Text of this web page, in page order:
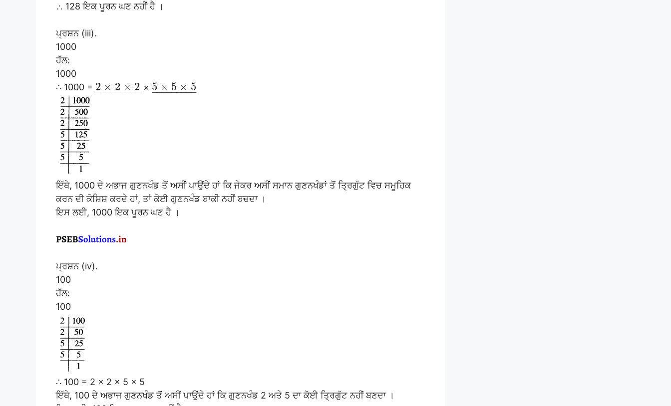
∴ 128 ਇਕ ਪੂਰਨ ਘਣ ਨਹੀਂ ਹੈ ।
ਪ੍ਰਸ਼ਨ (iii).
1000
ਹੱਲ:
1000
∴ 1000 = 2 × 2 × 2
– –
––––––– × 5 × 5 × 5
– –
–––––––
ਇੱਥੇ, 1000 ਦੇ ਅਭਾਜ ਗੁਣਨਖੰਡ ਤੋਂ ਅਸੀਂ ਪਾਉਂਦੇ ਹਾਂ ਕਿ ਜੇਕਰ ਅਸੀਂ ਸਮਾਨ ਗੁਣਨਖੰਡਾਂ ਤੋਂ ਤ੍ਰਿਗੁੱਟ ਵਿਚ ਸਮੂਹਿਕ
ਕਰਨ ਦੀ ਕੋਸ਼ਿਸ਼ ਕਰਦੇ ਹਾਂ, ਤਾਂ ਕੋਈ ਗੁਣਨਖੰਡ ਬਾਕੀ ਨਹੀਂ ਬਚਦਾ ।
ਇਸ ਲਈ, 1000 ਇਕ ਪੂਰਨ ਘਣ ਹੈ ।
ਪ੍ਰਸ਼ਨ (iv).
100
ਹੱਲ:
100
∴ 100 = 2 × 2 × 5 × 5
ਇੱਥੇ, 100 ਦੇ ਅਭਾਜ ਗੁਣਨਖੰਡ ਤੋਂ ਅਸੀਂ ਪਾਉਂਦੇ ਹਾਂ ਕਿ ਗੁਣਨਖੰਡ 2 ਅਤੇ 5 ਦਾ ਕੋਈ ਤ੍ਰਿਗੁੱਟ ਨਹੀਂ ਬਣਦਾ ।